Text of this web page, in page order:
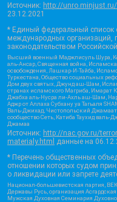
Источник: http://
23.12.2021
* Единый федеральный список
международных организаций,
законодательством
Высший военный Маджлисуль Шура,
аль-Ансар, Священная война,
освобождения, Лашкар-И-Тайба,
Туркестана, Общество социальных
Дом двух святых, Джунд аш-Шам,
странах исламского Магриба, Имарат
Джабха аль-Нусра ли-Ахль аш-Шам,
Аджр от Аллаха Субхану уа Тагьаля
Валь-Джихад, Чистопольский
сообщество Сеть, Катиба Таухид
Джамаа
Источник: http://nac.gov.ru/
materialy.html данные на
* Перечень общественных
отношении которых судом
о ликвидации или запрете
Национал-большевистская партия,
Державы Русь, организация
Мужская Духовная Семинария